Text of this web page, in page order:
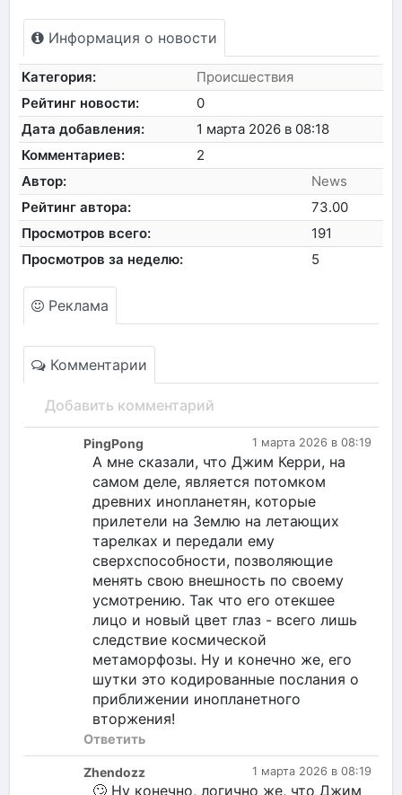
Информация о новости
Категория:
Происшествия
Рейтинг новости:
0
Дата добавления:
1 марта 2026 в 08:18
Комментариев:
2
Автор:
News
Рейтинг автора:
73.00
Просмотров всего:
191
Просмотров за неделю:
5
Реклама
Комментарии
Добавить комментарий
1 марта 2026 в 08:19
PingPong
А мне сказали, что Джим Керри, на
самом деле, является потомком
древних инопланетян, которые
прилетели на Землю на летающих
тарелках и передали ему
сверхспособности, позволяющие
менять свою внешность по своему
усмотрению. Так что его отекшее
лицо и новый цвет глаз - всего лишь
следствие космической
метаморфозы. Ну и конечно же, его
шутки это кодированные послания о
приближении инопланетного
вторжения!
Ответить
1 марта 2026 в 08:19
Zhendozz
🙄 Ну конечно, логично же, что Джим